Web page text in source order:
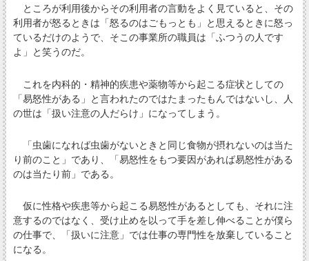
ところが利用後からその利用者の言動をよく見ていると、その
利用者が怒るときは「怒るのはごもっとも」と思えるときに怒っ
ているだけのようで、そこの事業所の職員は「ふつうの人です
よ」と笑うのだ。
これを内科的・精神的疾患や薬物等から起こる症状としての
「易怒性がある」と言われたのではたまったもんではないし、人
の世は「扱い注意の人だらけ」になってしまう。
「虫歯になれば虫歯がないときと同じ食物が摂れないのは当た
り前のこと」であり、「易怒性をもつ要因があれば易怒性がある
のは当たり前」である。
仮に性格や疾患等から起こる易怒性があるとしても、それに注
意するのではなく、受け止めを以って手を差し伸べることが僕ら
の仕事で、「扱いに注意」では仕事の専門性を放棄していること
になる。